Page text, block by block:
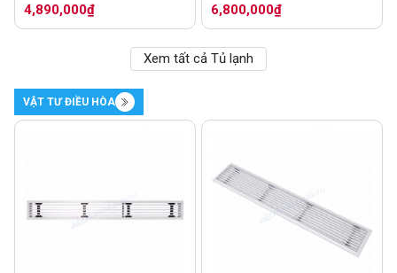
4,890,000₫ 6,800,000₫
Xem tất cả Tủ lạnh
VẬT TƯ ĐIỀU HÒA